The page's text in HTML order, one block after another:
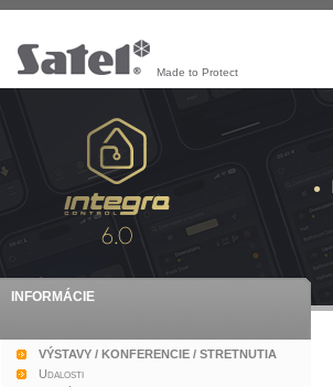
Made to Protect
INFORMÁCIE
VÝSTAVY / KONFERENCIE / STRETNUTIA
Udalosti